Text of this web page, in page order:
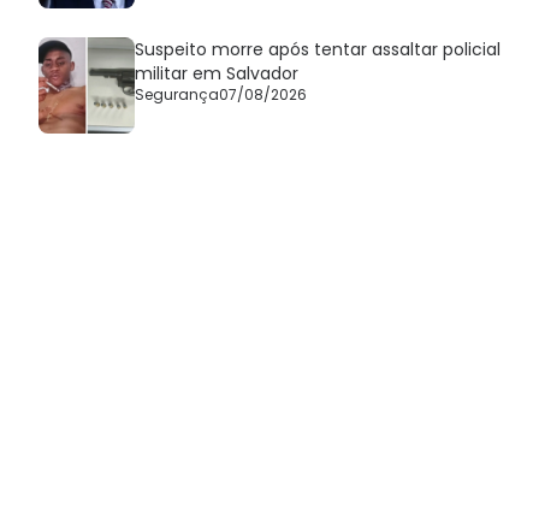
Suspeito morre após tentar assaltar policial
militar em Salvador
Segurança07/08/2026